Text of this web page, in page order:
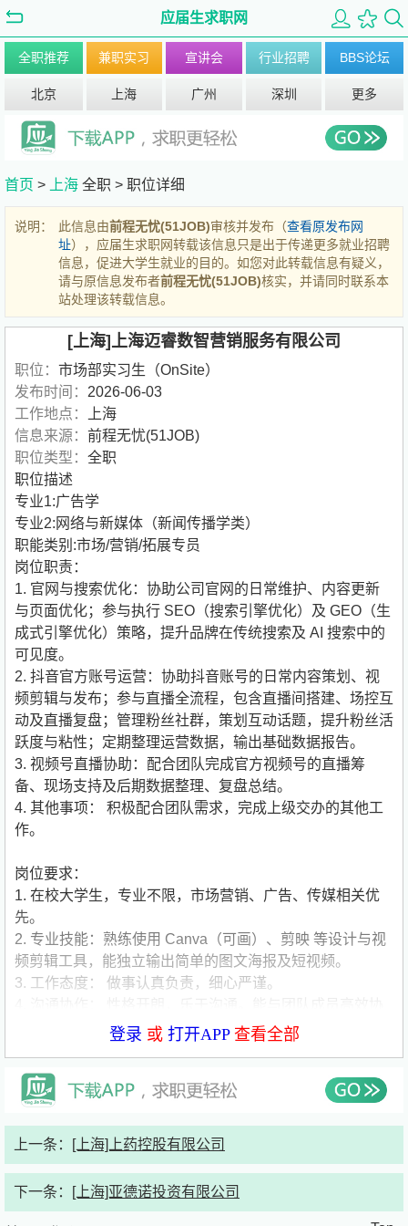
应届生求职网
全职推荐 兼职实习 宣讲会 行业招聘 BBS论坛
北京 上海 广州 深圳 更多
首页 > 上海 全职 > 职位详细
说明： 此信息由前程无忧(51JOB)审核并发布（查看原发布网
址），应届生求职网转载该信息只是出于传递更多就业招聘
信息，促进大学生就业的目的。如您对此转载信息有疑义，
请与原信息发布者前程无忧(51JOB)核实，并请同时联系本
站处理该转载信息。
[上海]上海迈睿数智营销服务有限公司
职位： 市场部实习生（OnSite）
发布时间： 2026-06-03
工作地点：
上海
信息来源： 前程无忧(51JOB)
职位类型： 全职
职位描述
专业1:广告学
专业2:网络与新媒体（新闻传播学类）
职能类别:市场/营销/拓展专员
岗位职责：
1. 官网与搜索优化：协助公司官网的日常维护、内容更新
与页面优化；参与执行 SEO（搜索引擎优化）及 GEO（生
成式引擎优化）策略，提升品牌在传统搜索及 AI 搜索中的
可见度。
2. 抖音官方账号运营：协助抖音账号的日常内容策划、视
频剪辑与发布；参与直播全流程，包含直播间搭建、场控互
动及直播复盘；管理粉丝社群，策划互动话题，提升粉丝活
跃度与粘性；定期整理运营数据，输出基础数据报告。
3. 视频号直播协助：配合团队完成官方视频号的直播筹
备、现场支持及后期数据整理、复盘总结。
4. 其他事项： 积极配合团队需求，完成上级交办的其他工
作。
岗位要求：
1. 在校大学生，专业不限，市场营销、广告、传媒相关优
先。
2. 专业技能：熟练使用 Canva（可画）、剪映 等设计与视
频剪辑工具，能独立输出简单的图文海报及短视频。
3. 工作态度： 做事认真负责，细心严谨。
公司简要介绍：
公司类型:外资（欧美）
公司规模:1000-5000人
的品牌及其客户提供更简单、更快捷、更安全的客户服务。
公司的战略合作伙伴。
登录 或 打开APP查看全部
上一条： [上海]上药控股有限公司
下一条： [上海]亚德诺投资有限公司